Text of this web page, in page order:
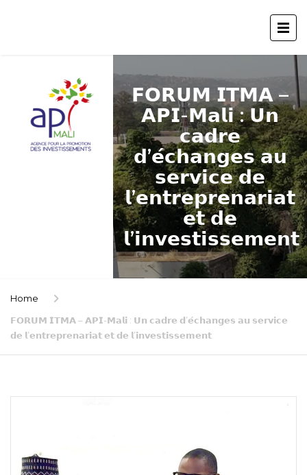
𝗙𝗢𝗥𝗨𝗠 𝗜𝗧𝗠𝗔 –
𝗔𝗣𝗜-𝗠𝗮𝗹𝗶 : 𝗨𝗻
𝗰𝗮𝗱𝗿𝗲
𝗱’𝗲́𝗰𝗵𝗮𝗻𝗴𝗲𝘀 𝗮𝘂
𝘀𝗲𝗿𝘃𝗶𝗰𝗲 𝗱𝗲
𝗹’𝗲𝗻𝘁𝗿𝗲𝗽𝗿𝗲𝗻𝗮𝗿𝗶𝗮𝘁
𝗲𝘁 𝗱𝗲
𝗹’𝗶𝗻𝘃𝗲𝘀𝘁𝗶𝘀𝘀𝗲𝗺𝗲𝗻𝘁
Home
𝗙𝗢𝗥𝗨𝗠 𝗜𝗧𝗠𝗔 – 𝗔𝗣𝗜-𝗠𝗮𝗹𝗶 : 𝗨𝗻 𝗰𝗮𝗱𝗿𝗲 𝗱’𝗲́𝗰𝗵𝗮𝗻𝗴𝗲𝘀 𝗮𝘂 𝘀𝗲𝗿𝘃𝗶𝗰𝗲
𝗱𝗲 𝗹’𝗲𝗻𝘁𝗿𝗲𝗽𝗿𝗲𝗻𝗮𝗿𝗶𝗮𝘁 𝗲𝘁 𝗱𝗲 𝗹’𝗶𝗻𝘃𝗲𝘀𝘁𝗶𝘀𝘀𝗲𝗺𝗲𝗻𝘁